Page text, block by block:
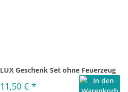
LUX Geschenk Set ohne Feuerzeug
11,50 € *